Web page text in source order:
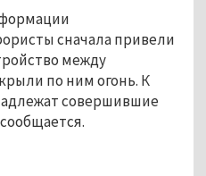
сначала привели
между
по ним огонь. К
совершившие